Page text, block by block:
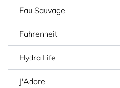
Eau Sauvage
Fahrenheit
Hydra Life
J'Adore